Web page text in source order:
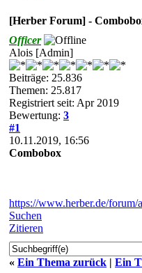
[Herber Forum] -
Officer
Alois [Admin]
Beiträge: 25.836
Themen: 25.817
Registriert seit: Apr 2019
Bewertung: 3
#1
10.11.2019, 16:56
Combobox
https://www.herber.de/
Suchen
Zitieren
« Ein Thema zurück | Ein